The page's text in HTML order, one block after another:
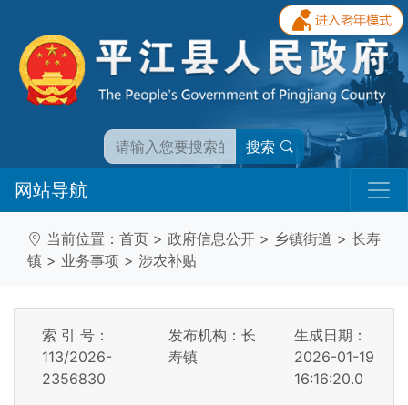
搜索
网站导航
当前位置： 首页 > 政府信息公开 > 乡镇街道 > 长寿
镇 > 业务事项 > 涉农补贴
索 引 号：
113/2026-
2356830
发布机构：长
寿镇
生成日期：
2026-01-19
16:16:20.0